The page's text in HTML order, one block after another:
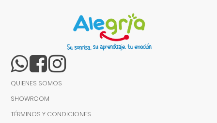
QUIENES SOMOS
SHOWROOM
TÉRMINOS Y CONDICIONES